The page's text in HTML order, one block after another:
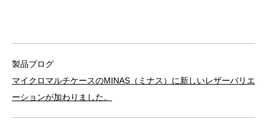
製品ブログ
マイクロマルチケースのMINAS（ミナス）に新しいレザーバリエ
ーションが加わりました。